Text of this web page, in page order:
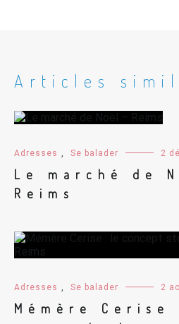
Articles
Adresses Se balader 2
Le marché de
Reims
Adresses Se balader 2
Mémère Cerise